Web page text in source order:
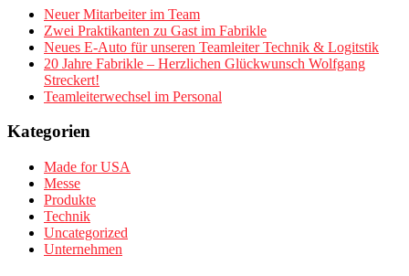
Neuer Mitarbeiter im Team
Zwei Praktikanten zu Gast im Fabrikle
Neues E-Auto für unseren Teamleiter Technik & Logitstik
20 Jahre Fabrikle – Herzlichen Glückwunsch Wolfgang
Streckert!
Teamleiterwechsel im Personal
Kategorien
Made for USA
Messe
Produkte
Technik
Uncategorized
Unternehmen